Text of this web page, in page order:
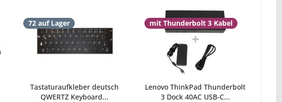
72 auf Lager
Tastaturaufkleber deutsch
QWERTZ Keyboard...
mit Thunderbolt 3 Kabel
Lenovo ThinkPad Thunderbolt
3 Dock 40AC USB-C...